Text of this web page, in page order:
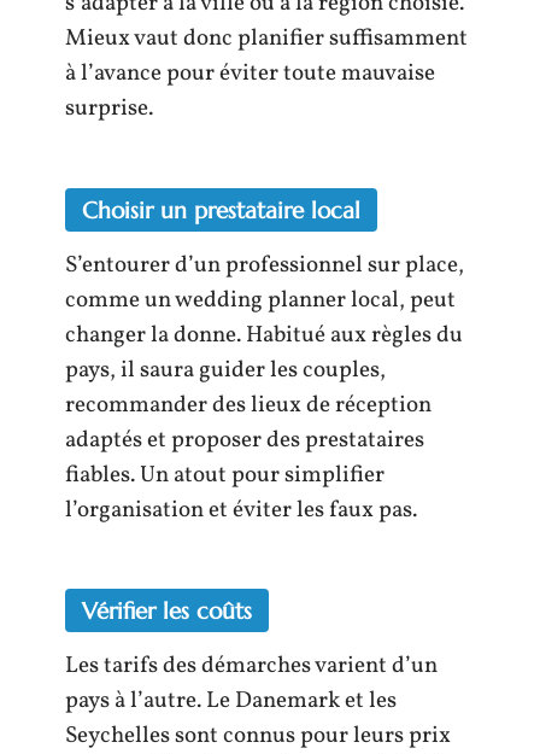
Mieux vaut donc planifier suffisamment
à l’avance pour éviter toute mauvaise
surprise.
Choisir un prestataire local
S’entourer d’un professionnel sur place,
comme un wedding planner local, peut
changer la donne. Habitué aux règles du
pays, il saura guider les couples,
recommander des lieux de réception
adaptés et proposer des prestataires
fiables. Un atout pour simplifier
l’organisation et éviter les faux pas.
Vérifier les coûts
Les tarifs des démarches varient d’un
pays à l’autre. Le Danemark et les
Seychelles sont connus pour leurs prix